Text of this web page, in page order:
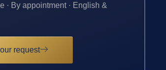
· By appointment · English &
request